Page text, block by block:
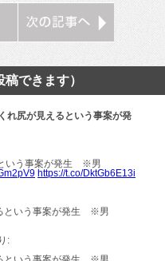
できます）
れ尻が見えるという事案が発
いう事案が発生 ※男
https://t.co/DktGb6E13i
という事案が発生 ※男
: